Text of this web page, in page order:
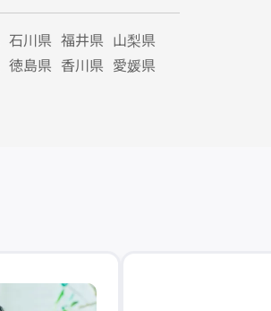
石川県 福井県 山梨県
徳島県 香川県 愛媛県